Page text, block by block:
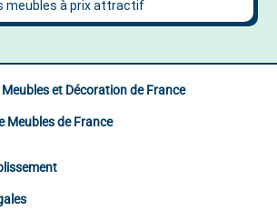
et Décoration de France
Meubles de France